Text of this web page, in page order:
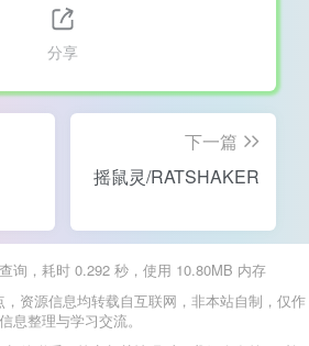
分享
下一篇
摇鼠灵/RATSHAKER
询，耗时 0.292 秒，使用 10.80MB 内存
资源信息均转载自互联网，非本站自制，仅作
息整理与学习交流。